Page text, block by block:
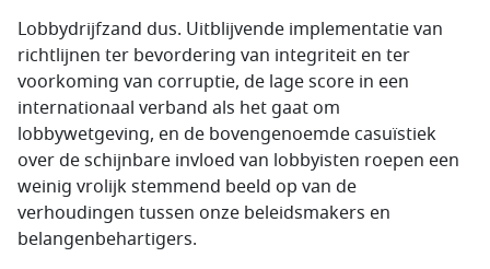
Lobbydrijfzand dus. Uitblijvende implementatie van
richtlijnen ter bevordering van integriteit en ter
voorkoming van corruptie, de lage score in een
internationaal verband als het gaat om
lobbywetgeving, en de bovengenoemde casuïstiek
over de schijnbare invloed van lobbyisten roepen een
weinig vrolijk stemmend beeld op van de
verhoudingen tussen onze beleidsmakers en
belangenbehartigers.